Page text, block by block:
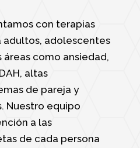
con terapias
adultos, adolescentes
áreas como ansiedad,
altas
de pareja y
Nuestro equipo
a las
de cada persona